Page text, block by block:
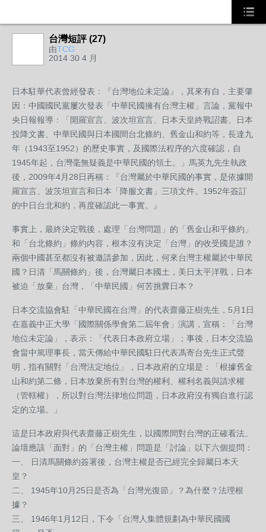
台灣短評 (27)
由TCG
2014 30 4 月
日本駐華代表曾經發表：『台灣地位未定論』，其來有自，主要肇
因：中國國民黨屢次發表「中華民國擁有台灣主權」言論，黨報中
央日報報導：「開羅宣言、波次坦宣言、日本天皇終戰詔書、日本
投降文書、中華民國與日本國間台北條約、舊金山和約等，長達九
年（1943至1952）的歷史事實，及國際法程序的六度確認，自
1945年起，台灣毫無疑義是中華民國的領土。」馬英九先生執政
後，2009年4月28日再稱：『台灣屬於中華民國的事實，是依據開
羅宣言、波茨坦宣言和日本「降服文書」三項文件。1952年簽訂
的中日台北和約，再度確認此一事實。』
事實上，最終決定戰後，處理「台灣問題」的「舊金山和平條約」
和「台北條約」條約內容，根本沒有決定「台灣」的收受國是誰？
兩個中國甚至都沒有被邀請參加，因此，何來台灣主權屬於中華民
國？日清「馬關條約」後，台灣屬日本國土，美日太平洋戰，日本
被迫「放棄」台灣，「中華民國」何苦挑釁日本？
日本交流協會駐「中華民國在台灣」的代表齋藤正樹先生，5月1日
在嘉義中正大學「國際關係學會第二屆年會」演講，宣稱：「台灣
地位未定論」，表示：「代表日本政府立場」；事後，日本交流協
會畠中篤理事長，當天傳給中華民國駐日代表馮寄台先生正式聲
明，指有關對「台灣法定地位」，日本政府的立場是：「根據舊金
山和約第二條，日本放棄所有對台灣的權利、權利名義與請求權
（管轄權），所以對台灣法律地位問題，日本政府沒有獨自進行認
定的立場。」
這是日本政府與代表齋藤正樹先生，以國際間對台灣的正確看法。
論壇應該「面對」的「台灣主權」問題是「討論」以下六個提問：
一、 日清馬關條約簽署後，台灣主權是否已經完全歸屬日本天
皇？
二、 1945年10月25日是否為「台灣光復節」？為什麼？法理根
據？
三、 1946年1月12日，下令「台灣人集體規劃為中華民國國